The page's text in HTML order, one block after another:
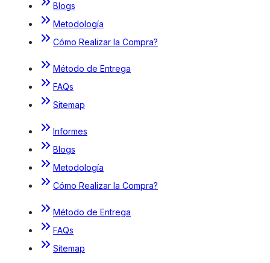
Blogs
Metodología
Cómo Realizar la Compra?
Método de Entrega
FAQs
Sitemap
Informes
Blogs
Metodología
Cómo Realizar la Compra?
Método de Entrega
FAQs
Sitemap